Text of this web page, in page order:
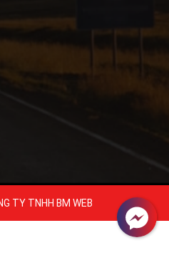
TY TNHH BM WEB